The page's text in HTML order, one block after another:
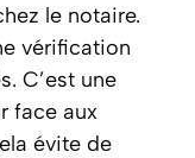
le notaire.
vérification
C’est une
face aux
évite de